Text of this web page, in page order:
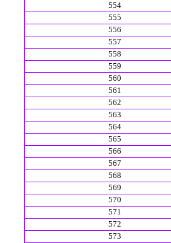
554
555
556
557
558
559
560
561
562
563
564
565
566
567
568
569
570
571
572
573